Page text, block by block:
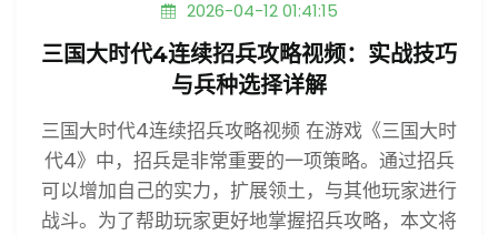
2026-04-12 01:41:15
三国大时代4连续招兵攻略视频：实战技巧
与兵种选择详解
三国大时代4连续招兵攻略视频 在游戏《三国大时
代4》中，招兵是非常重要的一项策略。通过招兵
可以增加自己的实力，扩展领土，与其他玩家进行
战斗。为了帮助玩家更好地掌握招兵攻略，本文将